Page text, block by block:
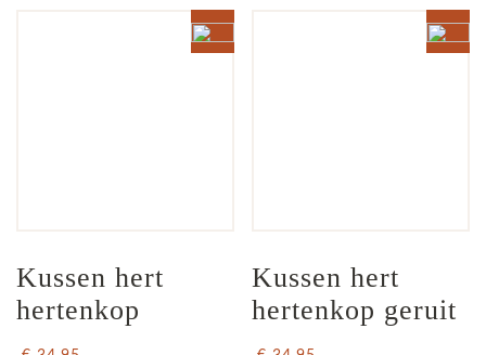
Kussen hert
hertenkop
Kussen hert
hertenkop geruit